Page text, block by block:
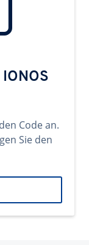
Code an.
Sie den